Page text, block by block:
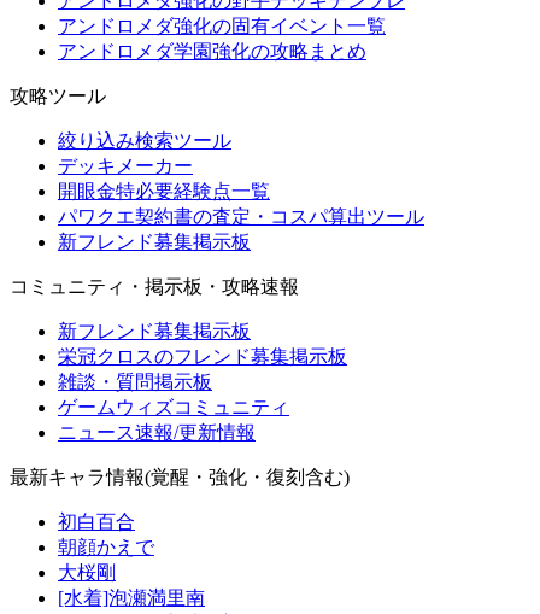
アンドロメダ強化の固有イベント一覧
アンドロメダ学園強化の攻略まとめ
攻略ツール
絞り込み検索ツール
デッキメーカー
開眼金特必要経験点一覧
パワクエ契約書の査定・コスパ算出ツール
新フレンド募集掲示板
コミュニティ・掲示板・攻略速報
新フレンド募集掲示板
栄冠クロスのフレンド募集掲示板
雑談・質問掲示板
ゲームウィズコミュニティ
ニュース速報/更新情報
最新キャラ情報(覚醒・強化・復刻含む)
初白百合
朝顔かえで
大桜剛
[水着]泡瀬満里南